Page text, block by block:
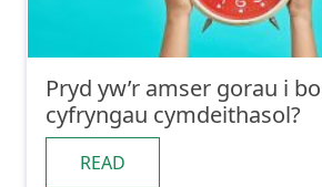
Pryd yw’r amser gorau i
cyfryngau cymdeithasol?
READ